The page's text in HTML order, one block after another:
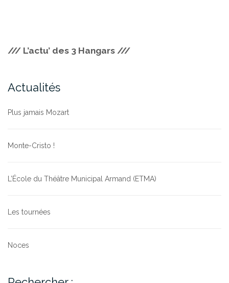
/// L’actu’ des 3 Hangars ///
Actualités
Plus jamais Mozart
Monte-Cristo !
L’École du Théâtre Municipal Armand (ETMA)
Les tournées
Noces